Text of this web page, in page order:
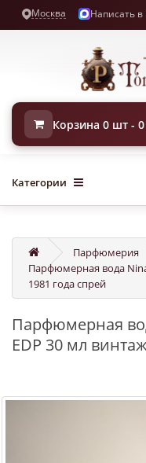
Москва Написать в
Корзина 0 шт -
Категории
Парфюмерия
Парфюмерная вода
1981 года спрей
Парфюмерная
EDP 30 мл